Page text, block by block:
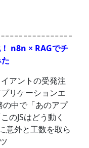
n8n × RAGでチ
アントの受発注
リケーションエ
の中で「あのアプ
のJSはどう動く
意外と工数を取ら